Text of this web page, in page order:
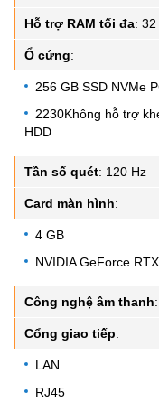
Hỗ trợ RAM tối đa: 32
Ổ cứng:
256 GB SSD NVMe
2230Không hỗ trợ
HDD
Tần số quét: 120 Hz
Card màn hình:
4 GB
NVIDIA GeForce
Công nghệ âm thanh:
Cổng giao tiếp:
LAN
RJ45